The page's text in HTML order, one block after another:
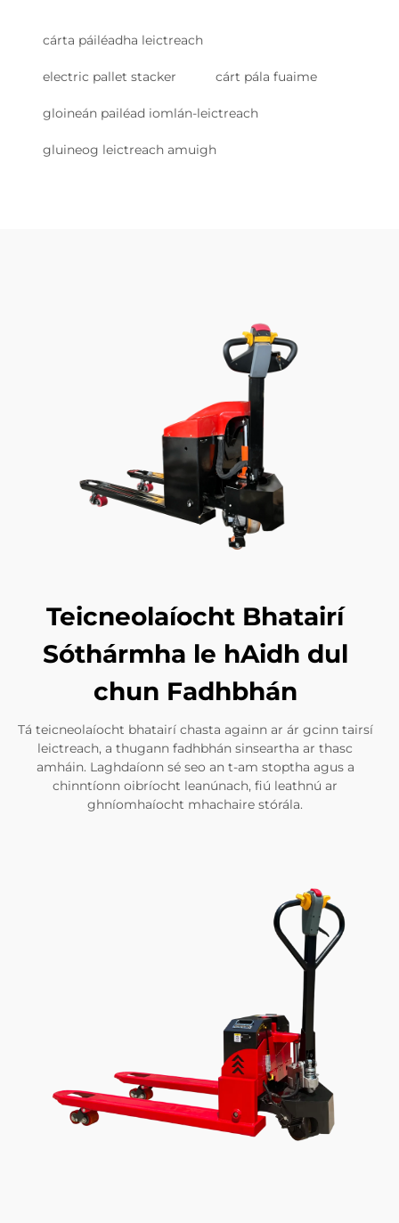
cárta páiléadha leictreach
electric pallet stacker cárt pála fuaime
gloineán pailéad iomlán-leictreach
gluineog leictreach amuigh
Teicneolaíocht Bhatairí
Sóthármha le hAidh dul
chun Fadhbhán
Tá teicneolaíocht bhatairí chasta againn ar ár gcinn tairsí
leictreach, a thugann fadhbhán sinseartha ar thasc
amháin. Laghdaíonn sé seo an t-am stoptha agus a
chinntíonn oibríocht leanúnach, fiú leathnú ar
ghníomhaíocht mhachaire stórála.